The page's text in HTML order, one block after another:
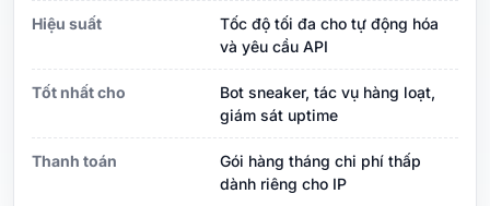
Hiệu suất
Tốc độ tối đa cho tự động hóa
và yêu cầu API
Tốt nhất cho
Bot sneaker, tác vụ hàng loạt,
giám sát uptime
Thanh toán
Gói hàng tháng chi phí thấp
dành riêng cho IP